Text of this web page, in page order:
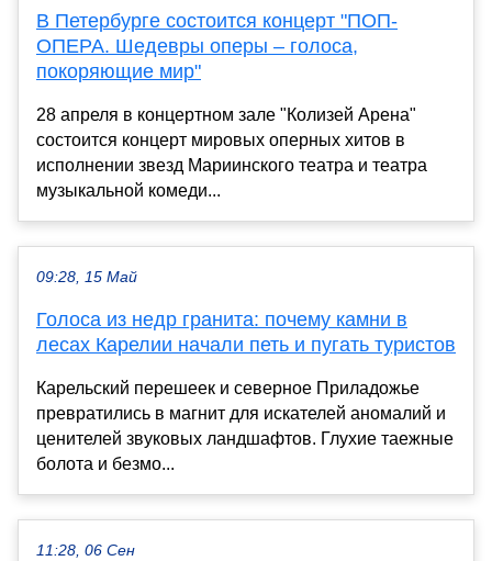
В Петербурге состоится концерт "ПОП-
ОПЕРА. Шедевры оперы – голоса,
покоряющие мир"
28 апреля в концертном зале "Колизей Арена"
состоится концерт мировых оперных хитов в
исполнении звезд Мариинского театра и театра
музыкальной комеди...
09:28, 15 Май
Голоса из недр гранита: почему камни в
лесах Карелии начали петь и пугать туристов
Карельский перешеек и северное Приладожье
превратились в магнит для искателей аномалий и
ценителей звуковых ландшафтов. Глухие таежные
болота и безмо...
11:28, 06 Сен